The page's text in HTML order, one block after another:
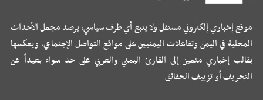
موقع إخباري إلكتروني مستقل ولا يتبع أي طرف سياسي، يرصد مجمل الأحداث
المحلية في اليمن وتفاعلات اليمنيين على مواقع التواصل الإجتماعي، ويعكسها
بقالب إخباري متميز إلى القارئ اليمني والعربي على حد سواء بعيداً عن
التحريف أو تزييف الحقائق